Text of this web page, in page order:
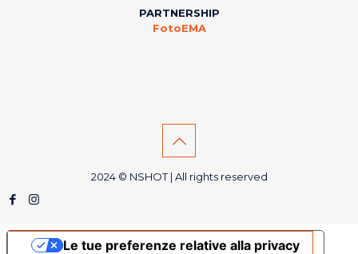
PARTNERSHIP
FotoEMA
2024 © NSHOT | All rights reserved
Le tue preferenze relative alla privacy